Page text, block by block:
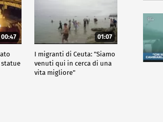
00:47 01:07
I migranti di Ceuta: "Siamo
venuti qui in cerca di una
vita migliore"